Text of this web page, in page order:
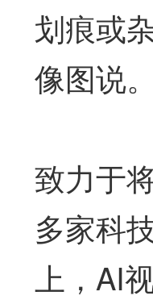
划痕或
像图说。
致力于
多家科
上，AI